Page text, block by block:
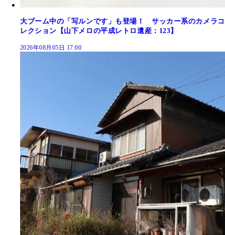
大ブーム中の「写ルンです」も登場！ サッカー系のカメラコ
レクション【山下メロの平成レトロ遺産：123】
2026年08月05日 17:00